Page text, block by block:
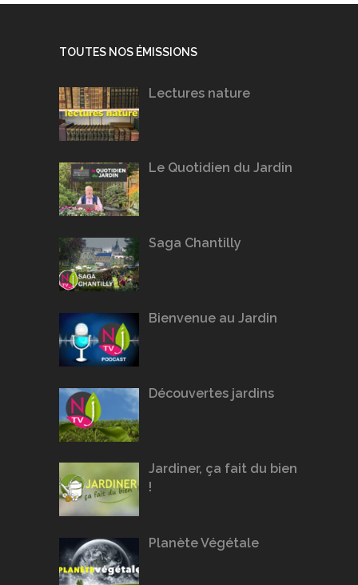
TOUTES NOS ÉMISSIONS
Lectures nature
Le Quotidien du Jardin
Saga Chantilly
Bienvenue au Jardin
Découvertes jardins
Jardiner, ça fait du bien
!
Planète Végétale